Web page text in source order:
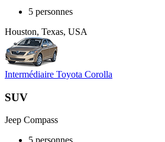
5 personnes
Houston, Texas, USA
Intermédiaire Toyota Corolla
SUV
Jeep Compass